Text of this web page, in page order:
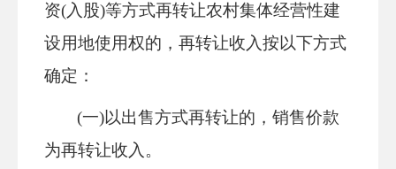
资(入股)等方式再转让农村集体经营性建
设用地使用权的，再转让收入按以下方式
确定：
(一)以出售方式再转让的，销售价款
为再转让收入。